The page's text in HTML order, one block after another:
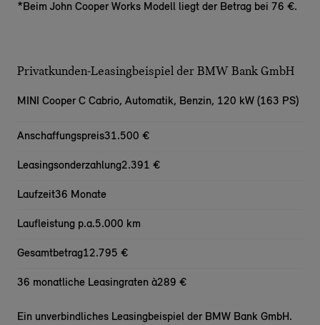
*Beim John Cooper Works Modell liegt der Betrag bei 76 €.
Privatkunden-Leasingbeispiel der BMW Bank GmbH
MINI Cooper C Cabrio, Automatik, Benzin, 120 kW (163 PS)
Anschaffungspreis31.500 €
Leasingsonderzahlung2.391 €
Laufzeit36 Monate
Laufleistung p.a.5.000 km
Gesamtbetrag12.795 €
36 monatliche Leasingraten à289 €
Ein unverbindliches Leasingbeispiel der BMW Bank GmbH.